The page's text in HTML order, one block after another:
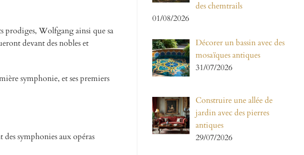
prodiges, Wolfgang ainsi que sa
devant des nobles et
symphonie, et ses premiers
symphonies aux opéras
des chemtrails
01/08/2026
Décorer un bassin avec des
mosaïques antiques
31/07/2026
Construire une allée de
jardin avec des pierres
antiques
29/07/2026